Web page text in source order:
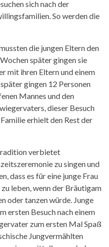
sich nach der
So werden die
die jungen Eltern den
später gingen sie
mit ihren Eltern und einem
gingen 12 Personen
Mannes und den
dieser Besuch
erhielt den Rest der
verbietet
zu singen und
dass es für eine junge Frau
leben, wenn der Bräutigam
oder tanzen würde. Junge
ersten Besuch nach einem
zum ersten Mal Spaß
Jungvermählten